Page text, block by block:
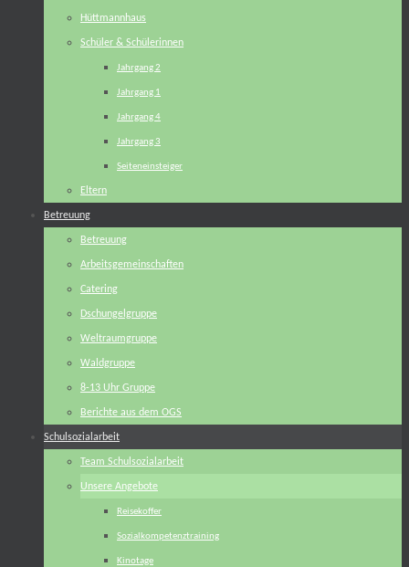
Hüttmannhaus
Schüler & Schülerinnen
Jahrgang 2
Jahrgang 1
Jahrgang 4
Jahrgang 3
Seiteneinsteiger
Eltern
Betreuung
Betreuung
Arbeitsgemeinschaften
Catering
Dschungelgruppe
Weltraumgruppe
Waldgruppe
8-13 Uhr Gruppe
Berichte aus dem OGS
Schulsozialarbeit
Team Schulsozialarbeit
Unsere Angebote
Reisekoffer
Sozialkompetenztraining
Kinotage